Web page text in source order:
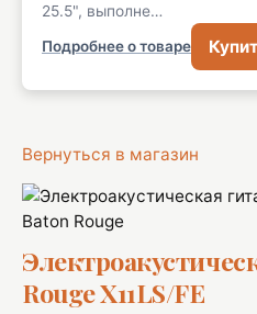
25.5", выполне…
Подробнее о товаре
Вернуться в магазин
Baton Rouge
Rouge X11LS/FE